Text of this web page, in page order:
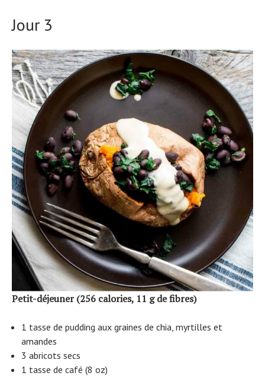
Jour 3
Petit-déjeuner (256 calories, 11 g de fibres)
1 tasse de pudding aux graines de chia, myrtilles et
amandes
3 abricots secs
1 tasse de café (8 oz)